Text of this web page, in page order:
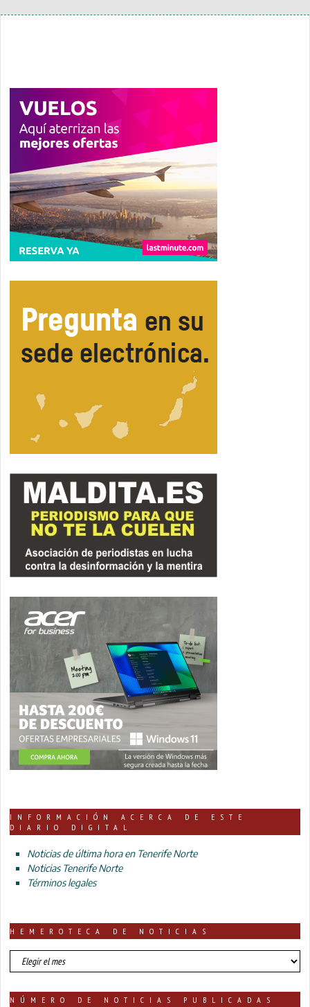
INFORMACIÓN ACERCA DE ESTE
DIARIO DIGITAL
Noticias de última hora en Tenerife Norte
Noticias Tenerife Norte
Términos legales
HEMEROTECA DE NOTICIAS
HEMEROTECA
DE
NÚMERO DE NOTICIAS PUBLICADAS